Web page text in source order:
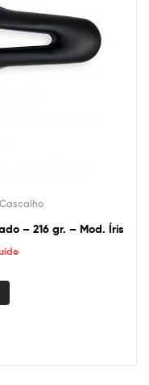
– 216 gr. – Mod. Íris